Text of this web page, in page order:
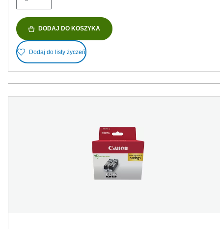
DODAJ DO KOSZYKA
Dodaj do listy życzeń